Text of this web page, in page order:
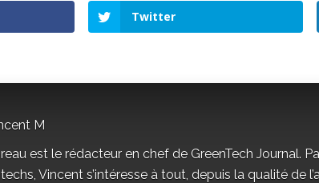
Twitter
M
est le rédacteur en chef de GreenTech Journal.
Vincent s’intéresse à tout, depuis la qualité de